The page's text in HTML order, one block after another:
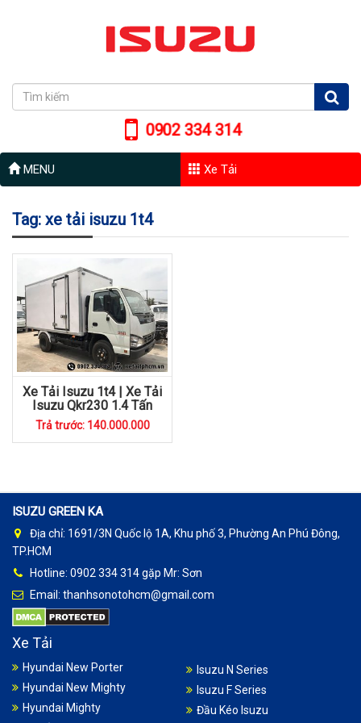
0902 334 314
MENU Xe Tải
Tag: xe tải isuzu 1t4
Xe Tải Isuzu 1t4 | Xe Tải
Isuzu Qkr230 1.4 Tấn
Trả trước: 140.000.000
ISUZU GREEN KA
Địa chỉ: 1691/3N Quốc lộ 1A, Khu phố 3, Phường An Phú Đông,
TP.HCM
Hotline: 0902 334 314 gặp Mr: Sơn
Email: thanhsonotohcm@gmail.com
Xe Tải
Hyundai New Porter
Hyundai New Mighty
Hyundai Mighty
Isuzu N Series
Isuzu F Series
Đầu Kéo Isuzu